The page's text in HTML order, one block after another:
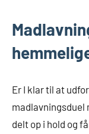
Er I klar til at
madlavningsduel
delt op i hold og